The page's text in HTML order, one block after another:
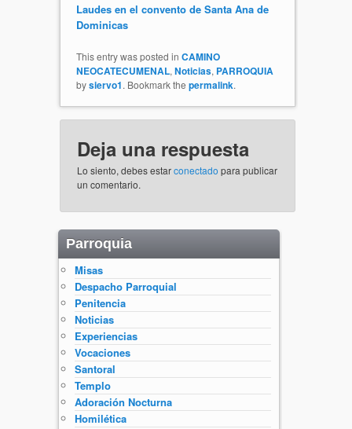
Laudes en el convento de Santa Ana de
Dominicas
This entry was posted in CAMINO
NEOCATECUMENAL, Noticias, PARROQUIA
bysiervo1. Bookmark the permalink.
Deja una respuesta
Lo siento, debes estarconectado para publicar
un comentario.
Parroquia
Misas
Despacho Parroquial
Penitencia
Noticias
Experiencias
Vocaciones
Santoral
Templo
Adoración Nocturna
Homilética